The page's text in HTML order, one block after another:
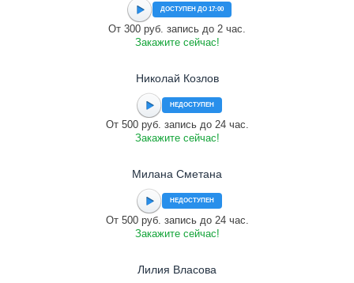
ДОСТУПЕН ДО 17:00
От 300 руб. запись до 2 час.
Закажите сейчас!
Николай Козлов
НЕДОСТУПЕН
От 500 руб. запись до 24 час.
Закажите сейчас!
Милана Сметана
НЕДОСТУПЕН
От 500 руб. запись до 24 час.
Закажите сейчас!
Лилия Власова